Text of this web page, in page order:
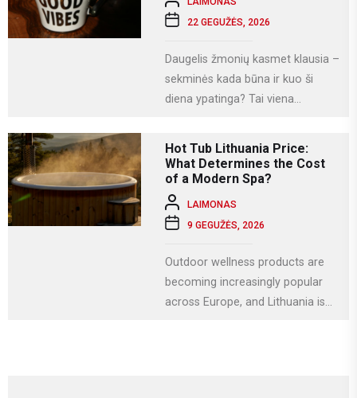
22 GEGUŽĖS, 2026
Daugelis žmonių kasmet klausia –
sekminės kada būna ir kuo ši
diena ypatinga? Tai viena
Hot Tub Lithuania Price:
What Determines the Cost
of a Modern Spa?
LAIMONAS
9 GEGUŽĖS, 2026
Outdoor wellness products are
becoming increasingly popular
across Europe, and Lithuania is